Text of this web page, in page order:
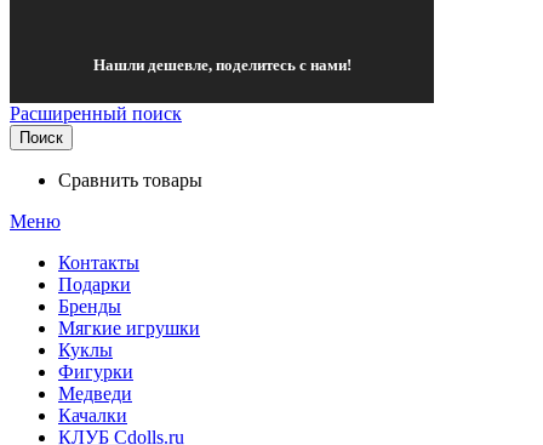
Нашли дешевле, поделитесь с нами!
Расширенный поиск
Поиск
Сравнить товары
Меню
Контакты
Подарки
Бренды
Мягкие игрушки
Куклы
Фигурки
Медведи
Качалки
КЛУБ Cdolls.ru